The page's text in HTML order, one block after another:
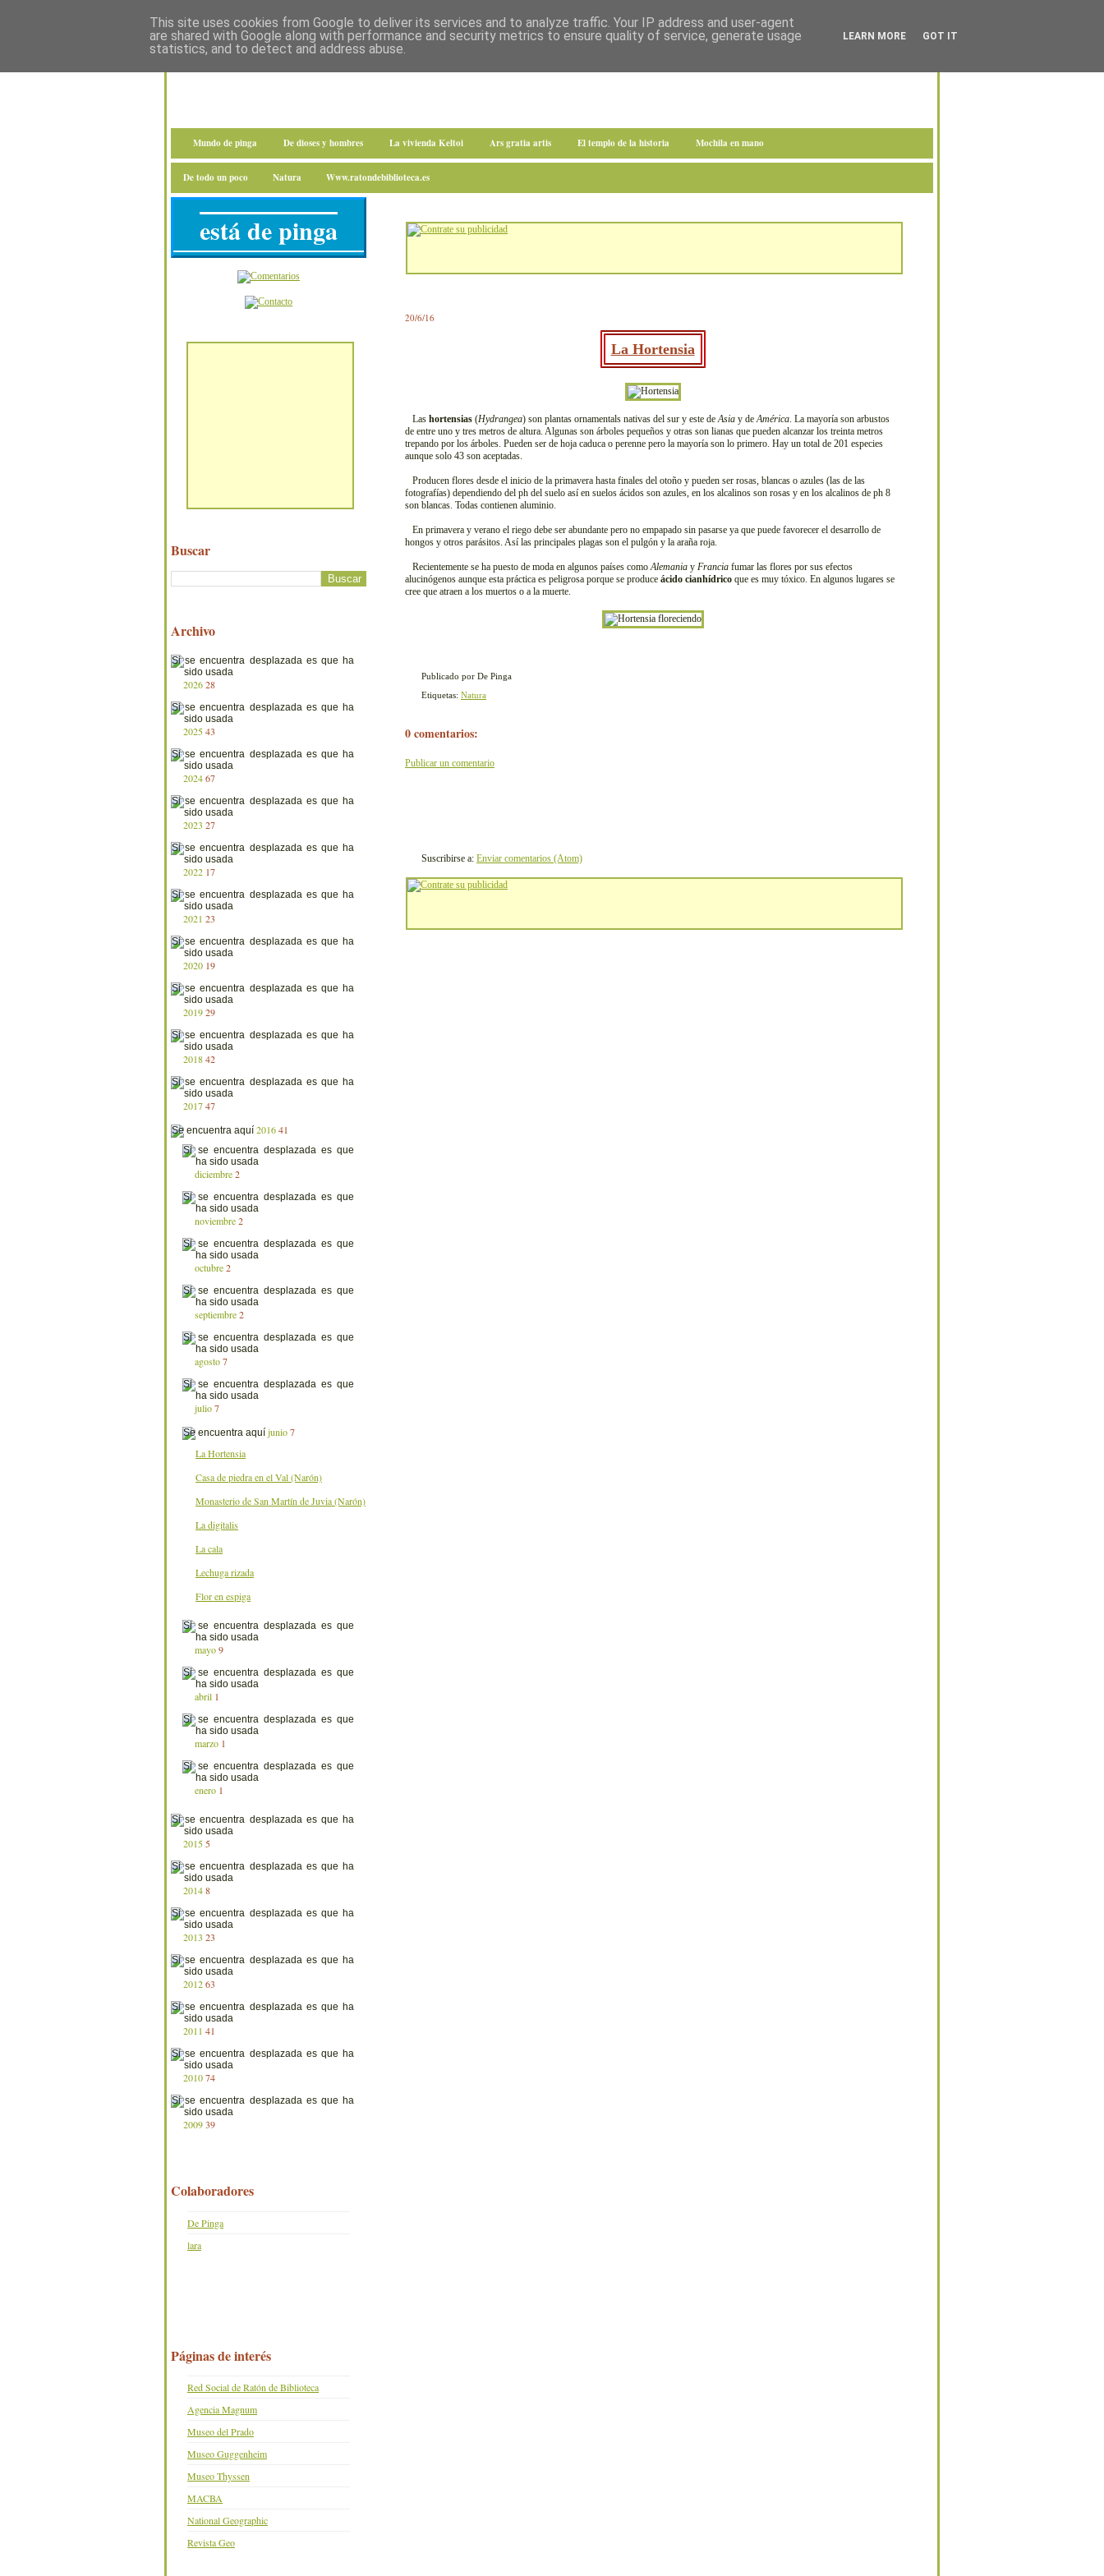
Mundo de pinga De dioses y hombres La vivienda Keltoi Ars gratia artis El templo de la historia Mochila en mano
De todo un poco Natura Www.ratondebiblioteca.es
20/6/16
La Hortensia
Las hortensias (Hydrangea) son plantas ornamentals nativas del sur y este deAsia y deAmérica. La mayoría son arbustos
de entre uno y tres metros de altura. Algunas son árboles pequeños y otras son lianas que pueden alcanzar los treinta metros
trepando por los árboles. Pueden ser de hoja caduca o perenne pero la mayoría son lo primero. Hay un total de 201 especies
aunque solo 43 son aceptadas.
Producen flores desde el inicio de la primavera hasta finales del otoño y pueden ser rosas, blancas o azules (las de las
fotografías) dependiendo del ph del suelo así en suelos ácidos son azules, en los alcalinos son rosas y en los alcalinos de ph 8
son blancas. Todas contienen aluminio.
En primavera y verano el riego debe ser abundante pero no empapado sin pasarse ya que puede favorecer el desarrollo de
hongos y otros parásitos. Así las principales plagas son el pulgón y la araña roja.
Recientemente se ha puesto de moda en algunos países comoAlemania y Francia fumar las flores por sus efectos
alucinógenos aunque esta práctica es peligrosa porque se produce ácido cianhídrico que es muy tóxico. En algunos lugares se
cree que atraen a los muertos o a la muerte.
Publicado por De Pinga
Etiquetas: Natura
0 comentarios:
Publicar un comentario
Suscribirse a: Enviar comentarios (Atom)
está de pinga
Buscar
Archivo
202628
202543
202467
2023 27
2022 17
2021 23
2020 19
201929
201842
201747
201641
diciembre 2
noviembre 2
octubre 2
septiembre 2
agosto 7
julio 7
junio 7
La Hortensia
Casa de piedra en el Val (Narón)
Monasterio de San Martín de Juvia (Narón)
La digitalis
La cala
Lechuga rizada
Flor en espiga
mayo 9
abril 1
marzo 1
enero 1
2015 5
20148
2013 23
201263
2011 41
201074
200939
Colaboradores
De Pinga
lara
Páginas de interés
Red Social de Ratón de Biblioteca
Agencia Magnum
Museo del Prado
Museo Guggenheim
Museo Thyssen
MACBA
National Geographic
Revista Geo
This site uses cookies from Google to deliver its services and to analyze traffic. Your IP address and user-agent
are shared with Google along with performance and security metrics to ensure quality of service, generate usage
statistics, and to detect and address abuse.
LEARN MORE GOT IT